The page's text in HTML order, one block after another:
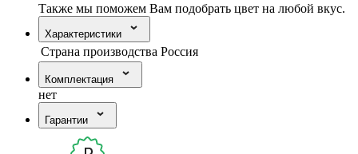
Также мы поможем Вам подобрать цвет на любой вкус.
Характеристики
Страна производства Россия
Комплектация
нет
Гарантии